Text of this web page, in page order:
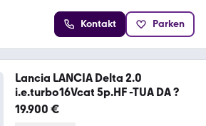
Kontakt Parken
Lancia LANCIA Delta 2.0
i.e.turbo16Vcat 5p.HF -TUA DA ?
19.900 €